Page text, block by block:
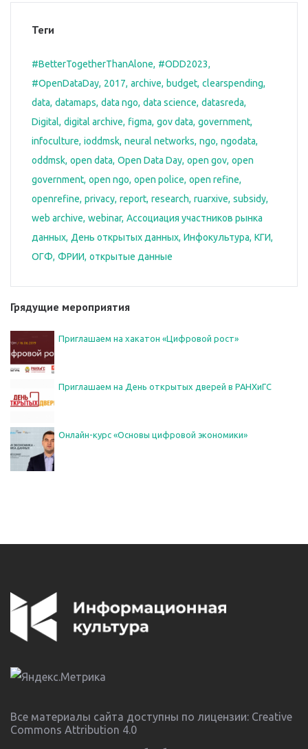
Теги
#BetterTogetherThanAlone #ODD2023
#OpenDataDay 2017 archive budget clearspending
data datamaps data ngo data science datasreda
Digital digital archive figma gov data government
infoculture ioddmsk neural networks ngo ngodata
oddmsk open data Open Data Day open gov open
government open ngo open police open refine
openrefine privacy report research ruarxive subsidy
web archive webinar Ассоциация участников рынка
данных День открытых данных Инфокультура КГИ
ОГФ ФРИИ открытые данные
Грядущие мероприятия
Приглашаем на хакатон «Цифровой рост»
Приглашаем на День открытых дверей в РАНХиГС
Онлайн-курс «Основы цифровой экономики»
Все материалы сайта доступны по лицензии: Creative
Commons Attribution 4.0